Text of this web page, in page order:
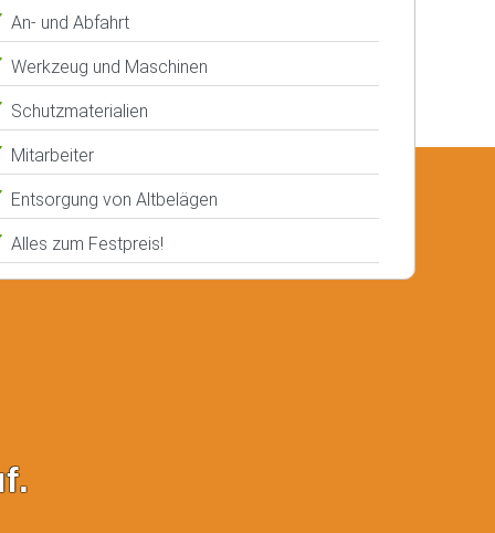
An- und Abfahrt
Werkzeug und Maschinen
Schutzmaterialien
Mitarbeiter
Entsorgung von Altbelägen
Alles zum Festpreis!